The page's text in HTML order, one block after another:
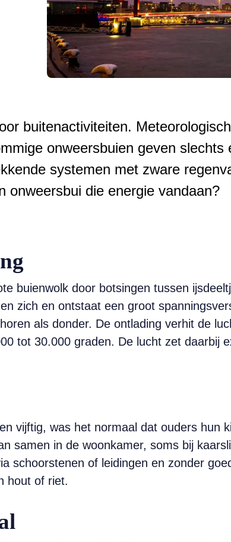
buitenactiviteiten.
onweersbuien geven
systemen met zware
onweersbui die energie vandaan?
buienwolk door botsingen tussen
zich en ontstaat een groot
als donder. De ontlading verhit de
tot 30.000 graden. De lucht zet daarbij
vijftig, was het normaal dat ouders hun
samen in de woonkamer, soms bij
schoorstenen of leidingen en zonder
hout of riet.